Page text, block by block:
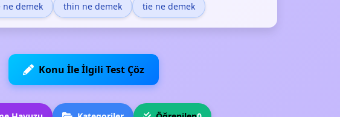
demek thin ne demek tie ne demek
Konu İle İlgili Test Çöz